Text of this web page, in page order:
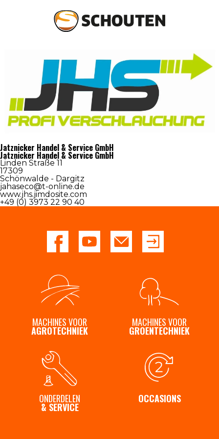
Agrotechniek
Groentechniek
Onderdelen en service
Over schouten
Nieuws
Dealers
Contact
Jatznicker Handel & Service GmbH
Jatznicker Handel & Service GmbH
Linden Straße 11
17309
Schönwalde - Dargitz
jahaseco@t-online.de
www.jhs.jimdosite.com
+49 (0) 3973 22 90 40
MACHINES VOOR
AGROTECHNIEK
MACHINES VOOR
GROENTECHNIEK
ONDERDELEN
& SERVICE
OCCASIONS